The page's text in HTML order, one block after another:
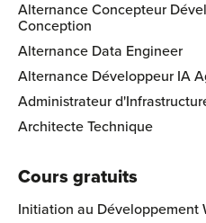
Alternance Concepteur
Conception
Alternance Data Engineer
Alternance Développeur IA
Administrateur
Architecte Technique
Cours gratuits
Initiation au Développement